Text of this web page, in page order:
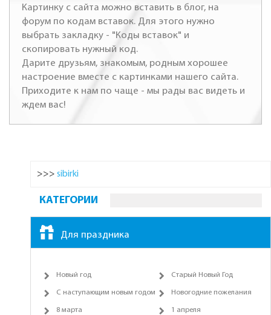
Картинку с сайта можно вставить в блог, на
форум по кодам вставок. Для этого нужно
выбрать закладку - "Коды вставок" и
скопировать нужный код.
Дарите друзьям, знакомым, родным хорошее
настроение вместе с картинками нашего сайта.
Приходите к нам по чаще - мы рады вас видеть и
ждем вас!
>>> sibirki
КАТЕГОРИИ
Для праздника
Новый год Старый Новый Год
С наступающим новым годом Новогодние пожелания
8 марта 1 апреля